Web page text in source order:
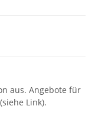
aus. Angebote für
Link).